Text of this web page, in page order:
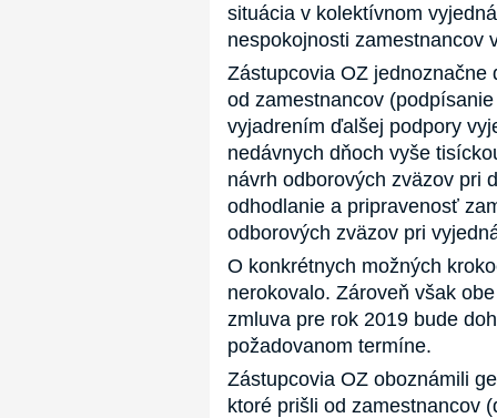
situácia v kolektívnom
nespokojnosti zamestnancov
Zástupcovia OZ
od zamestnancov
vyjadrením ďalšej podpory
nedávnych dňoch vyše
návrh odborových zväzov pri
odhodlanie a pripravenosť
odborových zväzov pri
O konkrétnych možných
nerokovalo. Zároveň však
zmluva pre rok 2019 bude
požadovanom termíne.
Zástupcovia OZ oboznámili
ktoré prišli od zamestnancov